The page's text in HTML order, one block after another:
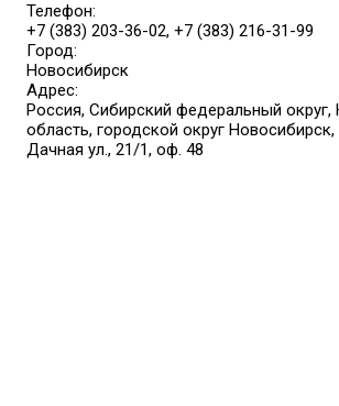
Телефон:
+7 (383) 203-36-02, +7 (383) 216-31-99
Город:
Новосибирск
Адрес:
Россия, Сибирский федеральный округ,
область, городской округ
Дачная ул., 21/1, оф. 48